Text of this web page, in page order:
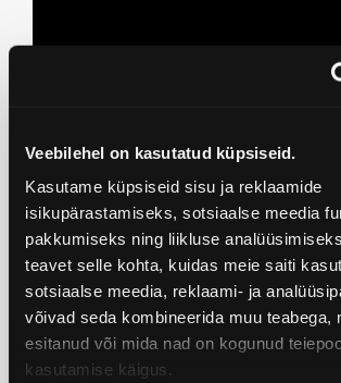
Veebilehel on kasutatud küpsiseid.
Kasutame küpsiseid sisu ja reklaamide
isikupärastamiseks, sotsiaalse meedia
pakkumiseks ning liikluse
teavet selle kohta, kuidas meie saiti
sotsiaalse meedia, reklaami- ja
võivad seda kombineerida muu teabega,
esitanud või mida nad on kogunud
kasutamise käigus.